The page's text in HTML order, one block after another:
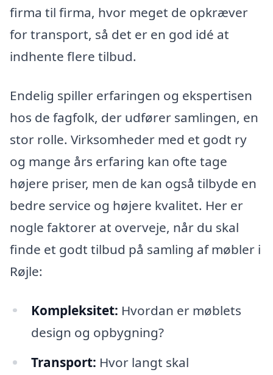
firma til firma, hvor meget de opkræver
for transport, så det er en god idé at
indhente flere tilbud.
Endelig spiller erfaringen og ekspertisen
hos de fagfolk, der udfører samlingen, en
stor rolle. Virksomheder med et godt ry
og mange års erfaring kan ofte tage
højere priser, men de kan også tilbyde en
bedre service og højere kvalitet. Her er
nogle faktorer at overveje, når du skal
finde et godt tilbud på samling af møbler i
Røjle:
Kompleksitet: Hvordan er møblets
design og opbygning?
Transport: Hvor langt skal